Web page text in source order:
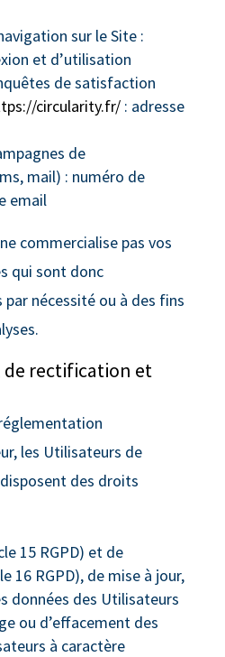
sur le Site :
et d’utilisation
de satisfaction
circularity.fr/: adresse
de
mail) : numéro de
email
commercialise pas vos
qui sont donc
nécessité ou à des fins
de rectification et
les Utilisateurs de
des droits
15 RGPD) et de
16 RGPD), de mise à jour,
données des Utilisateurs
ou d’effacement des
à caractère